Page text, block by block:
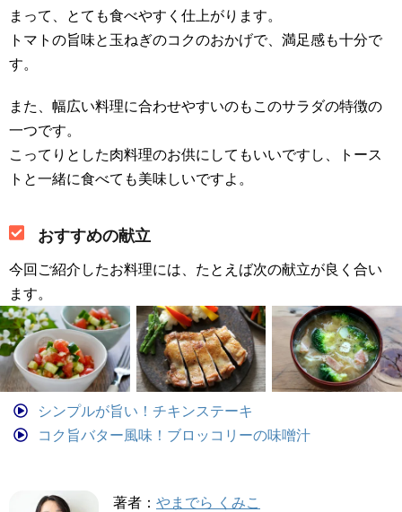
まって、とても食べやすく仕上がります。
トマトの旨味と玉ねぎのコクのおかげで、満足感も十分で
す。
また、幅広い料理に合わせやすいのもこのサラダの特徴の
一つです。
こってりとした肉料理のお供にしてもいいですし、トース
トと一緒に食べても美味しいですよ。
おすすめの献立
今回ご紹介したお料理には、たとえば次の献立が良く合い
ます。
シンプルが旨い！チキンステーキ
コク旨バター風味！ブロッコリーの味噌汁
著者： やまでら くみこ